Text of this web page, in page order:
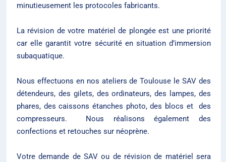
minutieusement les protocoles fabricants.
La révision de votre matériel de plongée est une priorité
car elle garantit votre sécurité en situation d’immersion
subaquatique.
Nous effectuons en nos ateliers de Toulouse le SAV des
détendeurs, des gilets, des ordinateurs, des lampes, des
phares, des caissons étanches photo, des blocs et des
compresseurs. Nous réalisons également des
confections et retouches sur néoprène.
Votre demande de SAV ou de révision de matériel sera